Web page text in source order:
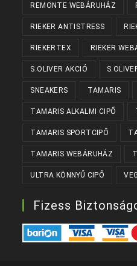
REMONTE WEBÁRUHÁZ
RIEKER ANTISTRESS
RIEKERTEX RIEKER
S.OLIVER AKCIÓ
SNEAKERS TAMARIS
TAMARIS ALKALMI CIPŐ
TAMARIS SPORTCIPŐ
TAMARIS WEBÁRUHÁZ
ULTRA KÖNNYŰ CIPŐ
Fizess